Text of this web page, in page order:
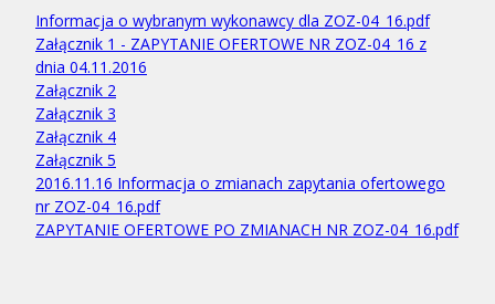
Informacja o wybranym wykonawcy dla ZOZ-04_16.pdf
Załącznik 1 - ZAPYTANIE OFERTOWE NR ZOZ-04_16 z
dnia 04.11.2016
Załącznik 2
Załącznik 3
Załącznik 4
Załącznik 5
2016.11.16 Informacja o zmianach zapytania ofertowego
nr ZOZ-04_16.pdf
ZAPYTANIE OFERTOWE PO ZMIANACH NR ZOZ-04_16.pdf